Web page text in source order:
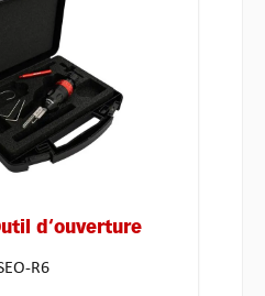
d‘ouverture
R6